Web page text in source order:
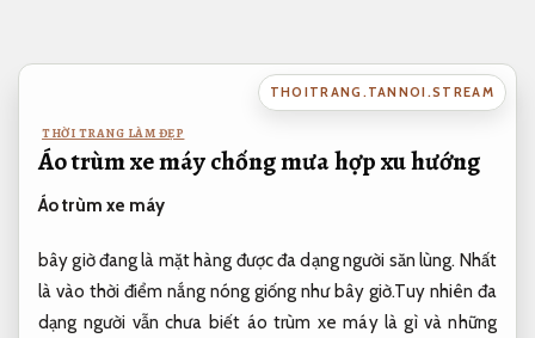
nội
THOITRANG.TANNOI.STREAM
THỜI TRANG LÀM ĐẸP
Áo trùm xe máy chống mưa hợp xu hướng
Áo trùm xe máy
bây giờ đang là mặt hàng được đa dạng người săn lùng. Nhất
là vào thời điểm nắng nóng giống như bây giờ.Tuy nhiên đa
dạng người vẫn chưa biết áo trùm xe máy là gì và những